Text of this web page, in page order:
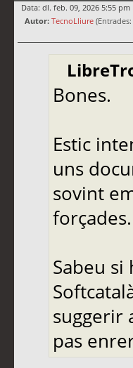
Data: dl. feb. 09, 2026 5:55 pm
Autor: TecnoLliure (Entrades:
Bones.
Estic
uns
sovint
forçades.
Sabeu
suggerir
pas